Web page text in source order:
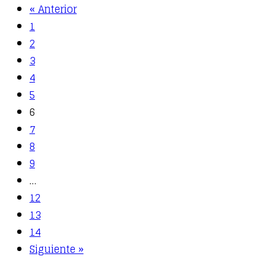
« Anterior
1
2
3
4
5
6
7
8
9
…
12
13
14
Siguiente »